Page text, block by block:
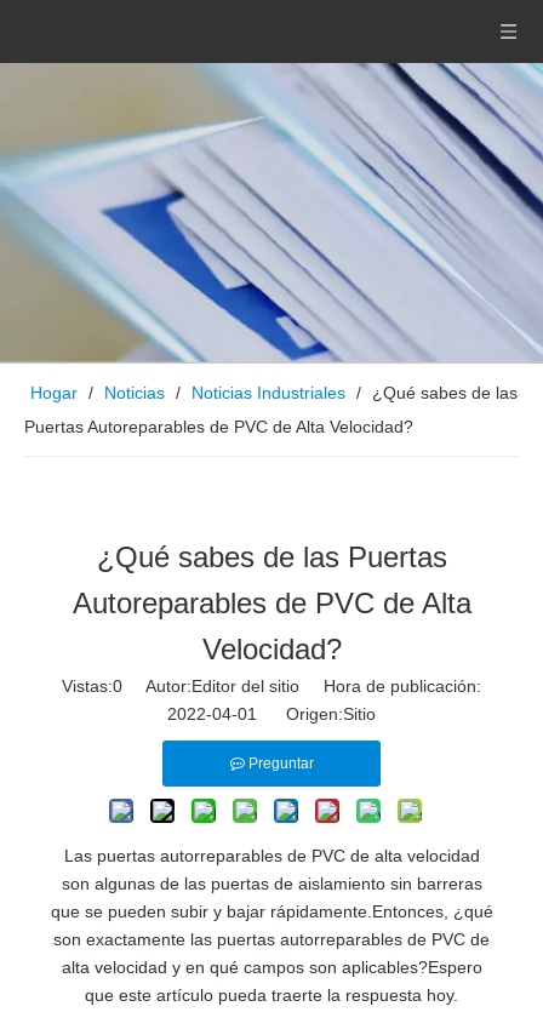
Hogar / Noticias / Noticias Industriales /
¿Qué sabes de las
Puertas Autoreparables de PVC de Alta Velocidad?
¿Qué sabes de las Puertas
Autoreparables de PVC de Alta
Velocidad?
Vistas:0 Autor:Editor del sitio Hora de publicación:
2022-04-01 Origen:Sitio
Preguntar
Las puertas autorreparables de PVC de alta velocidad
son algunas de las puertas de aislamiento sin barreras
que se pueden subir y bajar rápidamente.Entonces, ¿qué
son exactamente las puertas autorreparables de PVC de
alta velocidad y en qué campos son aplicables?Espero
que este artículo pueda traerte la respuesta hoy.